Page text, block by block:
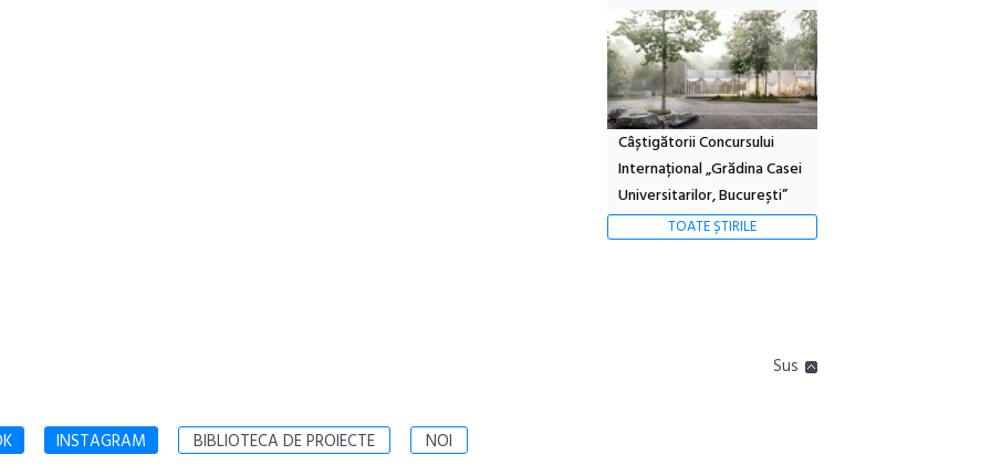
Câștigătorii Concursului
Internațional „Grădina Casei
Universitarilor, București”
TOATE ȘTIRILE
Sus
INSTAGRAM BIBLIOTECA DE PROIECTE NOI